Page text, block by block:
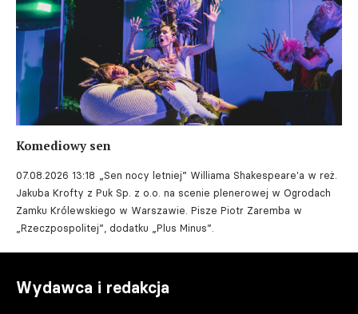
Komediowy sen
07.08.2026 13:18 „Sen nocy letniej” Williama Shakespeare'a w reż.
Jakuba Krofty z Puk Sp. z o.o. na scenie plenerowej w Ogrodach
Zamku Królewskiego w Warszawie. Pisze Piotr Zaremba w
„Rzeczpospolitej”, dodatku „Plus Minus”.
Wydawca i redakcja